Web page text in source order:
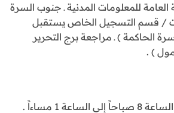
العامة للمعلومات المدنية ـ جنوب السرة
/ قسم التسجيل الخاص يستقبل
الحاكمة ) ـ مراجعة برج التحرير
) .
1 مساءاً .